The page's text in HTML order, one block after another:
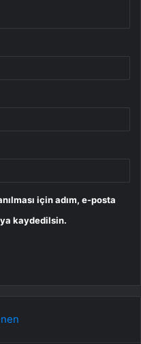
için adım, e-posta
kaydedilsin.